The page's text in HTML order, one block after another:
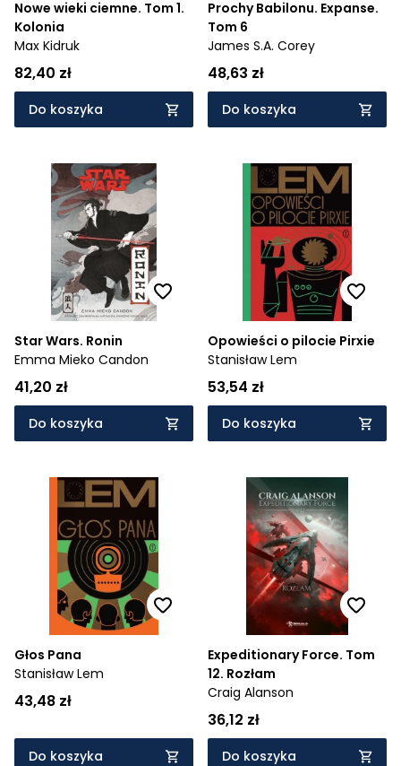
Nowe wieki ciemne. Tom 1.
Kolonia
Max Kidruk
82,40 zł
Do koszyka
Prochy Babilonu. Expanse.
Tom 6
James S.A. Corey
48,63 zł
Do koszyka
Star Wars. Ronin
Emma Mieko Candon
41,20 zł
Do koszyka
Opowieści o pilocie Pirxie
Stanisław Lem
53,54 zł
Do koszyka
Głos Pana
Stanisław Lem
43,48 zł
Do koszyka
Expeditionary Force. Tom
12. Rozłam
Craig Alanson
36,12 zł
Do koszyka